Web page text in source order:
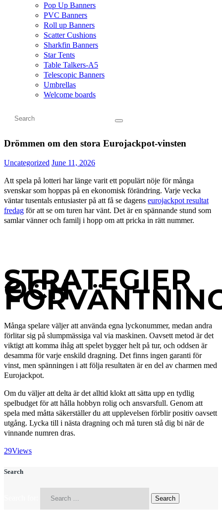
Pop Up Banners
PVC Banners
Roll up Banners
Scatter Cushions
Sharkfin Banners
Star Tents
Table Talkers-A5
Telescopic Banners
Umbrellas
Welcome boards
Drömmen om den stora Eurojackpot-vinsten
Uncategorized June 11, 2026
Att spela på lotteri har länge varit ett populärt nöje för många
svenskar som hoppas på en ekonomisk förändring. Varje vecka
väntar tusentals entusiaster på att få se dagens eurojackpot resultat
fredag för att se om turen har vänt. Det är en spännande stund som
samlar vänner och familj i hopp om att pricka in rätt nummer.
STRATEGIER
OCH
Många spelare väljer att använda egna lyckonummer, medan andra
förlitar sig på slumpmässiga val via maskinen. Oavsett metod är det
viktigt att komma ihåg att spelet bygger helt på tur, och oddsen är
desamma för varje enskild dragning. Det finns ingen garanti för
vinst, men spänningen i att följa resultaten är en del av charmen med
Eurojackpot.
Om du väljer att delta är det alltid klokt att sätta upp en tydlig
spelbudget för att hålla hobbyn rolig och ansvarsfull. Genom att
spela med måtta säkerställer du att upplevelsen förblir positiv oavsett
utgång. Lycka till i nästa dragning och må turen stå dig bi när de
vinnande numren dras.
29Views
Search